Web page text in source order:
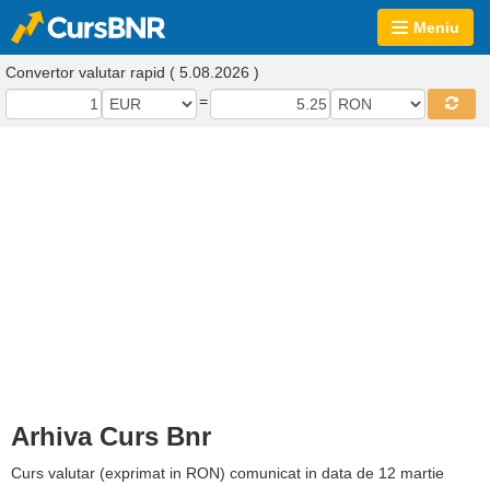
Meniu
Convertor valutar rapid ( 5.08.2026 )
=
Arhiva Curs Bnr
Curs valutar (exprimat in RON) comunicat in data de 12 martie